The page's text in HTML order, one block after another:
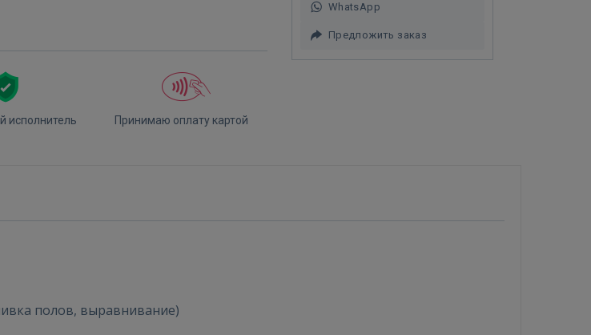
исполнитель Принимаю оплату картой
WhatsApp
Предложить заказ
полов, выравнивание)